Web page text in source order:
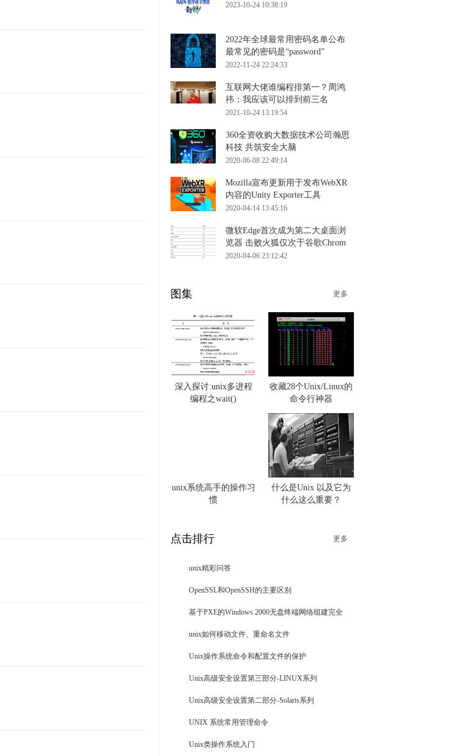
2023-10-24 10:38:19
2022年全球最常用密码名单公布
最常见的密码是“password”
2022-11-24 22:24:33
互联网大佬谁编程排第一？周鸿
祎：我应该可以排到前三名
2021-10-24 13:19:54
360全资收购大数据技术公司瀚思
科技 共筑安全大脑
2020-06-08 22:49:14
Mozilla宣布更新用于发布WebXR
内容的Unity Exporter工具
2020-04-14 13:45:16
微软Edge首次成为第二大桌面浏
览器 击败火狐仅次于谷歌Chrom
2020-04-06 23:12:42
图集 更多
深入探讨:unix多进程
编程之wait()
收藏28个Unix/Linux的
命令行神器
unix系统高手的操作习
惯
什么是Unix 以及它为
什么这么重要？
点击排行 更多
unix精彩问答
OpenSSL和OpenSSH的主要区别
基于PXE的Windows 2000无盘终端网络组建完全
unix如何移动文件、重命名文件
Unix操作系统命令和配置文件的保护
Unix高级安全设置第三部分-LINUX系列
Unix高级安全设置第二部分-Solaris系列
UNIX 系统常用管理命令
Unix类操作系统入门